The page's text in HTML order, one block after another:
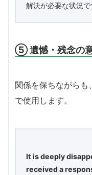
解決が必要な状況で
⑤ 遺憾・残念の意
関係を保ちながらも
で使用します。
It is deeply
received a